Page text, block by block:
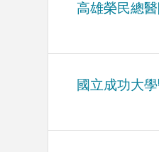
高雄榮民總
國立成功大